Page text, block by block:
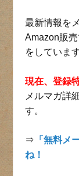
最新情報を
Amazon販
をしています
現在、登録
メルマガ詳
す。
⇒ 「無料メ
ね！